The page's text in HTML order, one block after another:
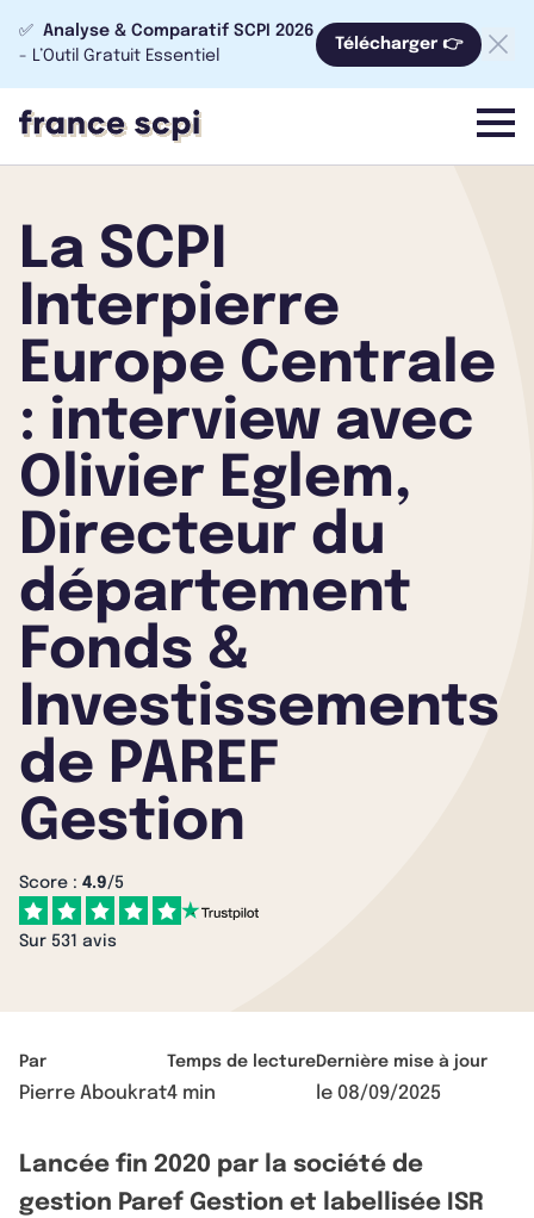
✅ Analyse & Comparatif SCPI 2026
- L’Outil Gratuit Essentiel
Télécharger 👉
menu
La SCPI
Interpierre
Europe Centrale
: interview avec
Olivier Eglem,
Directeur du
département
Fonds &
Investissements
de PAREF
Gestion
Score : 4.9/5
Sur 531 avis
Par
Pierre Aboukrat
Temps de lecture
4 min
Dernière mise à jour
le 08/09/2025
Lancée fin 2020 par la société de
gestion Paref Gestion et labellisée ISR